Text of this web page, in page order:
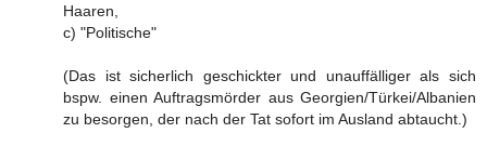
Haaren,
c) "Politische"
(Das ist sicherlich geschickter und unauffälliger als sich
bspw. einen Auftragsmörder aus Georgien/Türkei/Albanien
zu besorgen, der nach der Tat sofort im Ausland abtaucht.)